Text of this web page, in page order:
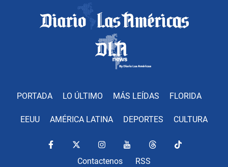
PORTADA LO ÚLTIMO MÁS LEÍDAS FLORIDA
EEUU AMÉRICA LATINA DEPORTES CULTURA
Contactenos RSS